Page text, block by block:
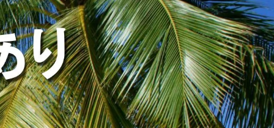
4トンハイエース夜勤のみ週休2日